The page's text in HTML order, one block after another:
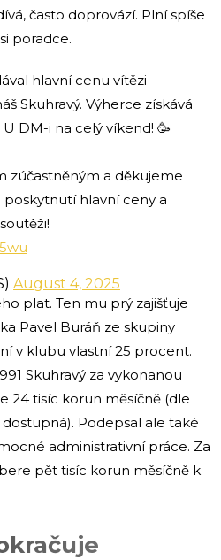
často doprovází. Plní spíše
poradce.
hlavní cenu vítězi
Skuhravý. Výherce získává
DM-i na celý víkend! 🥳
zúčastněným a děkujeme
poskytnutí hlavní ceny a
August 4, 2025
plat. Ten mu prý zajišťuje
Pavel Buráň ze skupiny
v klubu vlastní 25 procent.
Skuhravý za vykonanou
24 tisíc korun měsíčně (dle
Podepsal ale také
administrativní práce. Za
pět tisíc korun měsíčně k